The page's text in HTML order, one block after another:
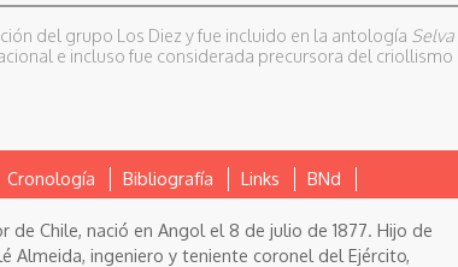
del grupo Los Diez y fue incluido en la antología Selva
e incluso fue considerada precursora del criollismo
Cronología Bibliografía Links BNd
Chile, nació en Angol el 8 de julio de 1877. Hijo de
ingeniero y teniente coronel del Ejército,